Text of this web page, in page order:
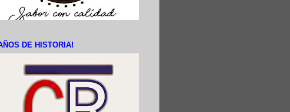
DE HISTORIA!